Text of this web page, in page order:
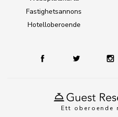
Ett oberoende
Fastighetsannons
Hotelloberoende